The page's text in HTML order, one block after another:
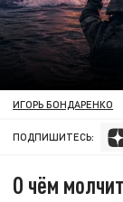
ИГОРЬ БОНДАРЕНКО
ПОДПИШИТЕСЬ:
О чём